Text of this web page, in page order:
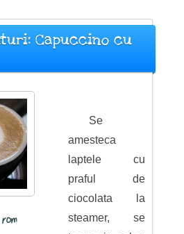
Capuccino cu
Se
amesteca
laptele cu
praful de
ciocolata la
steamer, se